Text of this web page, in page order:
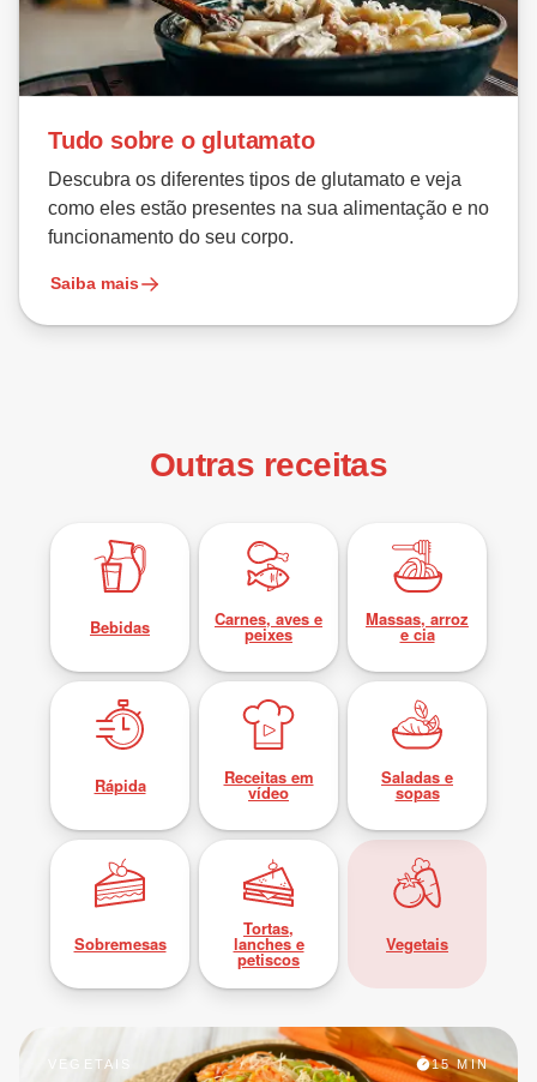
Tudo sobre o glutamato
Descubra os diferentes tipos de glutamato e veja
como eles estão presentes na sua alimentação e no
funcionamento do seu corpo.
Saiba mais
Outras receitas
Bebidas Carnes, aves e
peixes
Massas, arroz
e cia
Rápida Receitas em
vídeo
Saladas e
sopas
Sobremesas
Tortas,
lanches e
petiscos
Vegetais
VEGETAIS 15 MIN